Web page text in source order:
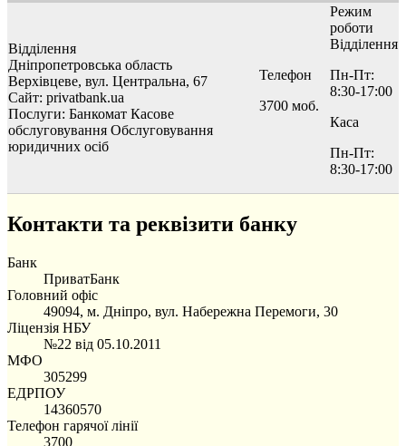
Відділення
Дніпропетровська область
Верхівцеве, вул. Центральна, 67
Сайт: privatbank.ua
Послуги: Банкомат Касове
обслуговування Обслуговування
юридичних осіб
Телефон
3700 моб.
Режим
роботи
Відділення
Пн-Пт:
8:30-17:00
Каса
Пн-Пт:
8:30-17:00
Контакти та реквізити банку
Банк
ПриватБанк
Головний офіс
49094, м. Дніпро, вул. Набережна Перемоги, 30
Ліцензія НБУ
№22 від 05.10.2011
МФО
305299
ЕДРПОУ
14360570
Телефон гарячої лінії
3700